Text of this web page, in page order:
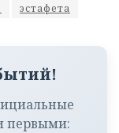
эстафета
первыми: